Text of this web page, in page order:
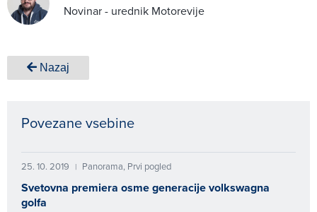
Novinar - urednik Motorevije
Nazaj
Povezane vsebine
25. 10. 2019 | Panorama, Prvi pogled
Svetovna premiera osme generacije volkswagna
golfa